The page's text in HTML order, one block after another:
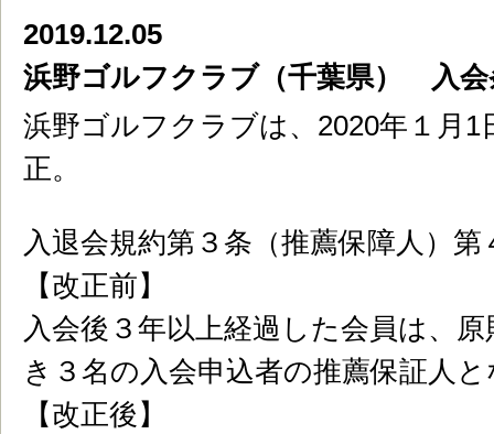
2019.12.05
浜野ゴルフクラブ（千葉県） 入会
浜野ゴルフクラブは、2020年１月
正。
入退会規約第３条（推薦保障人）第
【改正前】
入会後３年以上経過した会員は、
き３名の入会申込者の推薦保証人
【改正後】